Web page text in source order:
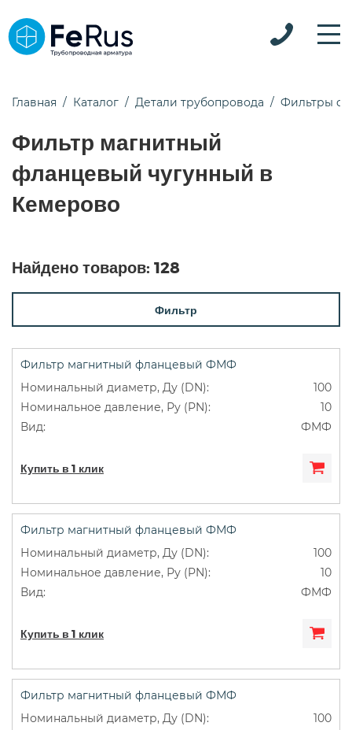
Главная Каталог Детали трубопровода Фильтры
Фильтр магнитный
фланцевый чугунный в
Кемерово
Найдено товаров: 128
Фильтр
Фильтр магнитный фланцевый ФМФ
100
10
ФМФ
Купить в 1 клик
Фильтр магнитный фланцевый ФМФ
100
10
ФМФ
Купить в 1 клик
Фильтр магнитный фланцевый ФМФ
100